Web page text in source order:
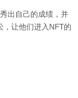
出自己的成绩，并
，让他们进入NFT的